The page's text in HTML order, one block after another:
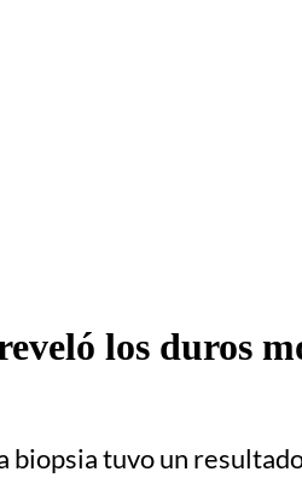
los duros
biopsia tuvo un